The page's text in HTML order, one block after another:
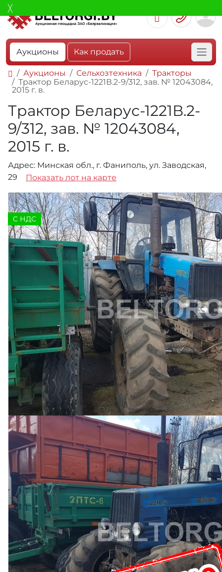
Аукционы Как продать
Аукционы Сельхозтехника
Тракторы
Трактор Беларус-1221В.2-9/312, зав. № 12043084,
2015 г. в.
Трактор Беларус-1221В.2-
9/312, зав. № 12043084,
2015 г. в.
Адрес: Минская обл., г. Фаниполь, ул. Заводская,
29
Показать лот на карте
C НДС